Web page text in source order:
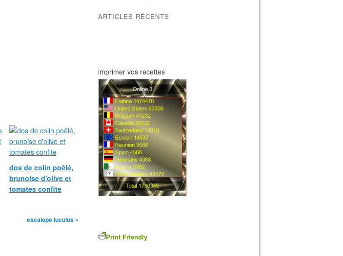
dos de colin poêlé,
brunoise d'olive et
tomates confite
escalope luculus »
ARTICLES RÉCENTS
imprimer vos recettes
Print Friendly